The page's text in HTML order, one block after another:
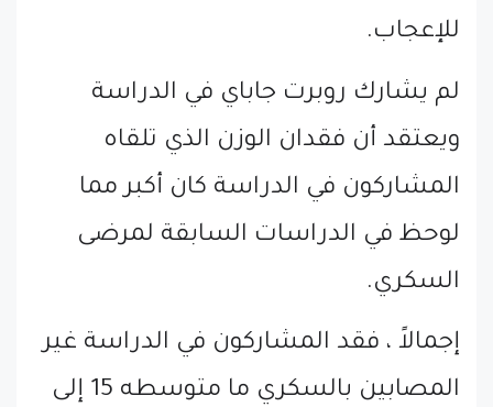
للإعجاب.
لم يشارك روبرت جاباي في الدراسة
ويعتقد أن فقدان الوزن الذي تلقاه
المشاركون في الدراسة كان أكبر مما
لوحظ في الدراسات السابقة لمرضى
السكري.
إجمالاً ، فقد المشاركون في الدراسة غير
المصابين بالسكري ما متوسطه 15 إلى